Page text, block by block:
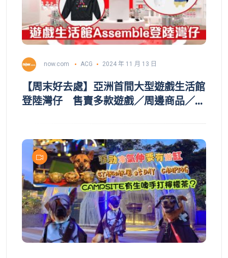
now.com ACG 2024 年 11 月 13 日
【周末好去處】亞洲首間大型遊戲生活館
登陸灣仔 售賣多款遊戲／周邊商品／即